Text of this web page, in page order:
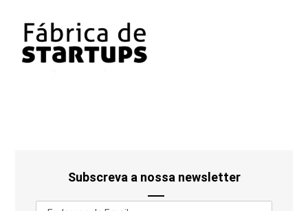
Subscreva a nossa newsletter